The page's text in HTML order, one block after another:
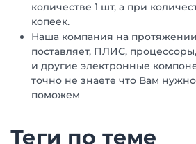
количестве 1 шт, а при
копеек.
Наша компания на
поставляет, ПЛИС,
и другие электронные
точно не знаете что Вам
поможем
Теги по теме